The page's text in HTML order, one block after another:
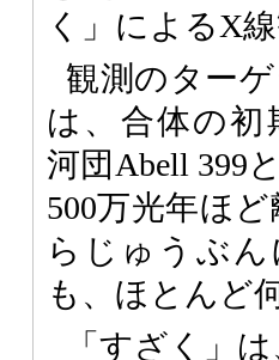
く」によるX
観測のター
は、合体の初
河団Abell 399
500万光年ほ
らじゅうぶ
も、ほとんど
「すざく」